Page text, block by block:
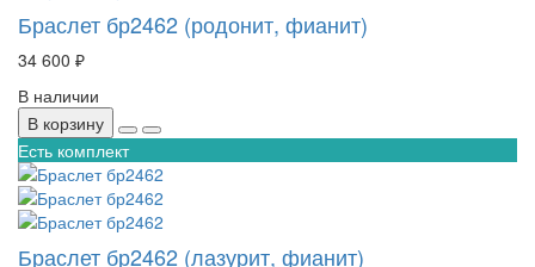
Браслет бр2462 (родонит, фианит)
34 600 ₽
В наличии
В корзину
Есть комплект
Браслет бр2462 (лазурит, фианит)